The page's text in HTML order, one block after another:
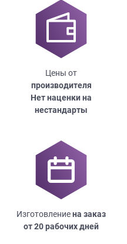
Цены от
производителя
Нет наценки на
нестандарты
Изготовлениена заказ
от 20 рабочих дней